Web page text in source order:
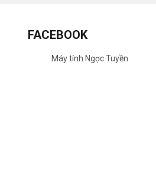
FACEBOOK
Máy tính Ngọc Tuyền